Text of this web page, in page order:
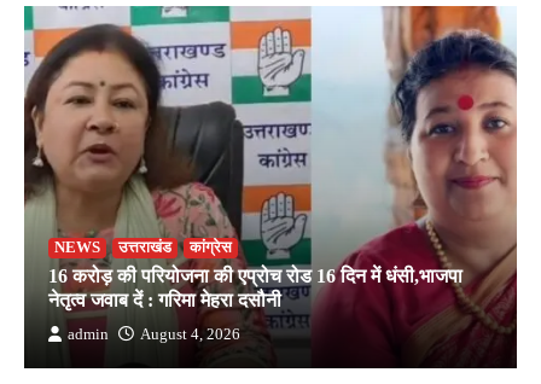
NEWS उत्तराखंड कांग्रेस
16 करोड़ की परियोजना की एप्रोच रोड 16 दिन में धंसी,भाजपा
नेतृत्व जवाब दें : गरिमा मेहरा दसौनी
admin August 4, 2026